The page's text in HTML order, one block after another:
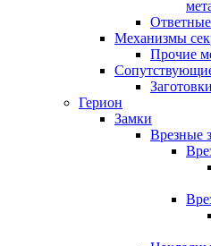
Механизмы
Прочие
Герион
Замки
Врезные